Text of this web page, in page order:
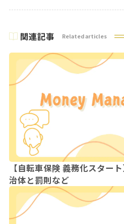
関連記事 Related articles
【自転車保険 義務化スター
治体と罰則など